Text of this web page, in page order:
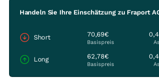
Handeln Sie Ihre Einschätzung zu Fraport
Short 70,69€
Basispreis
Long 62,78€
Basispreis